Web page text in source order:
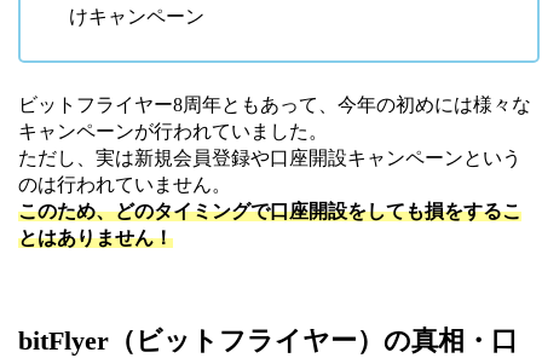
けキャンペーン
ビットフライヤー8周年ともあって、今年の初めには様々な
キャンペーンが行われていました。
ただし、実は新規会員登録や口座開設キャンペーンという
のは行われていません。
このため、どのタイミングで口座開設をしても損をするこ
とはありません！
bitFlyer（ビットフライヤー）の真相・口